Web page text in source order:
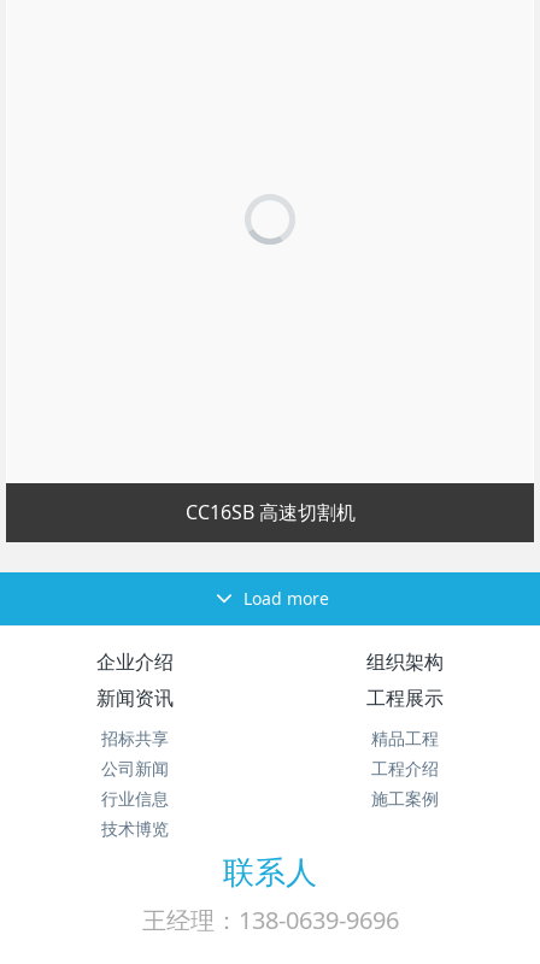
CC16SB 高速切割机
Load more
企业介绍
组织架构
新闻资讯
招标共享
公司新闻
行业信息
技术博览
工程展示
精品工程
工程介绍
施工案例
联系人
王经理：138-0639-9696